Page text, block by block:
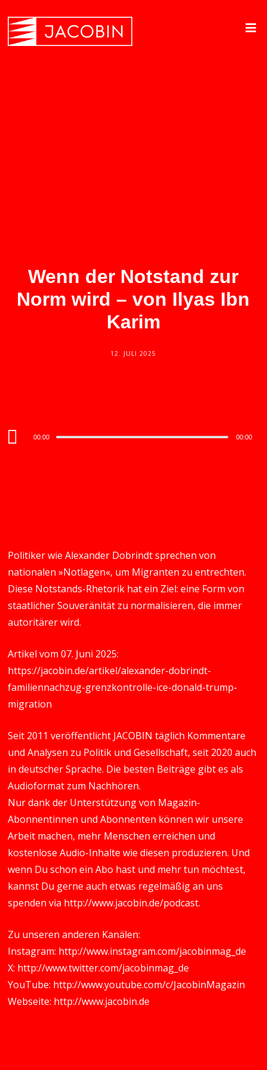
Wenn der Notstand zur
Norm wird – von Ilyas Ibn
Karim
12. JULI 2025
Audio
00:00 00:00
Politiker wie Alexander Dobrindt sprechen von
nationalen »Notlagen«, um Migranten zu entrechten.
Diese Notstands-Rhetorik hat ein Ziel: eine Form von
staatlicher Souveränität zu normalisieren, die immer
autoritärer wird.
Artikel vom 07. Juni 2025:
https://jacobin.de/artikel/alexander-dobrindt-
familiennachzug-grenzkontrolle-ice-donald-trump-
migration
Seit 2011 veröffentlicht JACOBIN täglich Kommentare
und Analysen zu Politik und Gesellschaft, seit 2020 auch
in deutscher Sprache. Die besten Beiträge gibt es als
Audioformat zum Nachhören.
Nur dank der Unterstützung von Magazin-
Abonnentinnen und Abonnenten können wir unsere
Arbeit machen, mehr Menschen erreichen und
kostenlose Audio-Inhalte wie diesen produzieren. Und
wenn Du schon ein Abo hast und mehr tun möchtest,
kannst Du gerne auch etwas regelmäßig an uns
spenden via http://www.jacobin.de/podcast.
Zu unseren anderen Kanälen:
Instagram: http://www.instagram.com/jacobinmag_de
X: http://www.twitter.com/jacobinmag_de
YouTube: http://www.youtube.com/c/JacobinMagazin
Webseite: http://www.jacobin.de